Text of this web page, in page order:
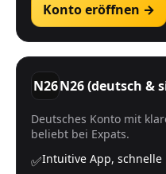
Konto eröffnen →
N26N26 (deutsch &
Deutsches Konto mit
beliebt bei Expats.
✅Intuitive App,